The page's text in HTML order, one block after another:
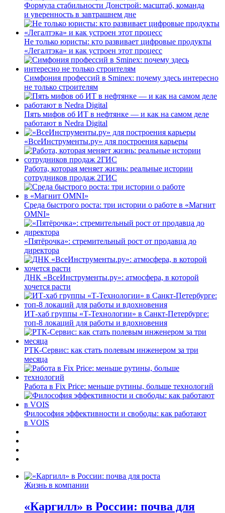
Формула стабильности Донстрой: масштаб, команда
и уверенность в завтрашнем дне
Не только юристы: кто развивает цифровые продукты
«Легалтэка» и как устроен этот процесс
Симфония профессий в Sminex: почему здесь интересно
не только строителям
Пять мифов об ИТ в нефтянке — и как на самом деле
работают в Nedra Digital
«ВсеИнструменты.ру» для построения карьеры
Работа, которая меняет жизнь: реальные истории
сотрудников продаж 2ГИС
Среда быстрого роста: три истории о работе в «Магнит
OMNI»
«Пятёрочка»: стремительный рост от продавца до
директора
ДНК «ВсеИнструменты.ру»: атмосфера, в которой
хочется расти
ИТ-хаб группы «Т-Технологии» в Санкт-Петербурге:
топ-8 локаций для работы и вдохновения
РТК-Сервис: как стать полевым инженером за три
месяца
Работа в Fix Price: меньше рутины, больше технологий
Философия эффективности и свободы: как работают
в VOIS
Жизнь в компании
«Каргилл» в России: почва для